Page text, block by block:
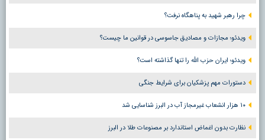
چرا رهبر شهید به پناهگاه نرفت؟
ویدئو؛ مجازات و مصادیق جاسوسی در قوانین ما چیست؟
ویدئو؛ ایران حزب الله را تنها گذاشته است؟
دستورات مهم پزشکیان برای شرایط جنگی
۱۰ هزار انشعاب غیرمجاز آب در البرز شناسایی شد
نظارت بدون اغماض استاندارد بر مصنوعات طلا در البرز